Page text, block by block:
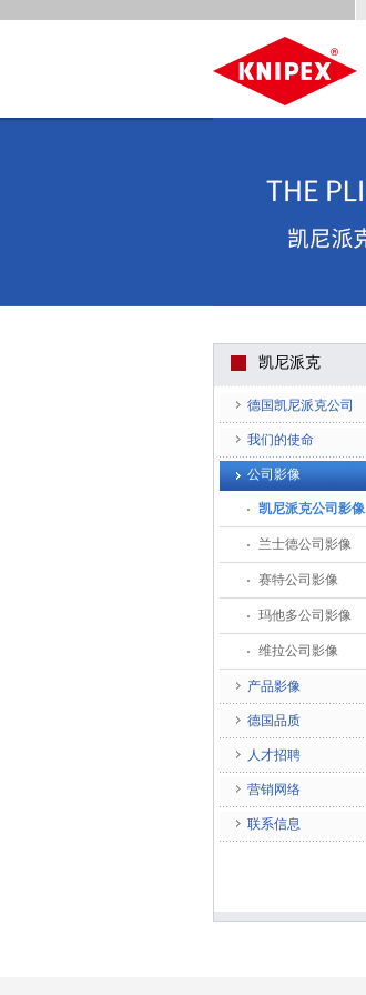
凯尼派克
德国凯尼派克公司
我们的使命
公司影像
凯尼派克公司影像
兰士德公司影像
赛特公司影像
玛他多公司影像
维拉公司影像
产品影像
德国品质
人才招聘
营销网络
联系信息